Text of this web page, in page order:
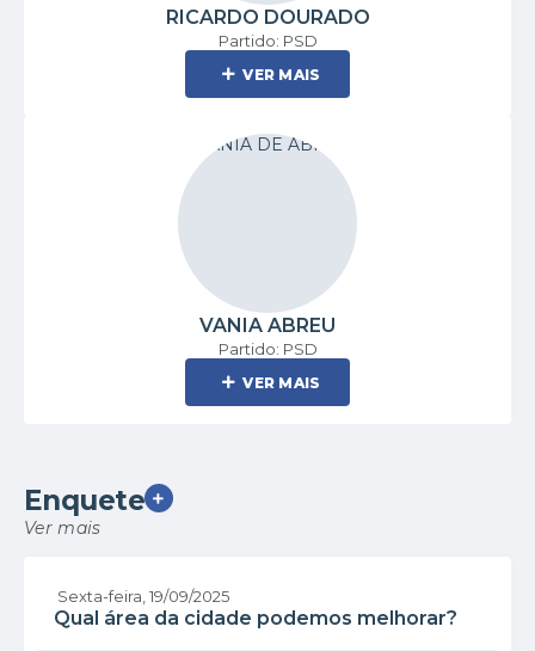
RICARDO DOURADO
Partido: PSD
VER MAIS
VANIA ABREU
Partido: PSD
VER MAIS
Enquete
Ver mais
VER MAIS
Sexta-feira 19/09/2025
Qual área da cidade podemos melhorar?